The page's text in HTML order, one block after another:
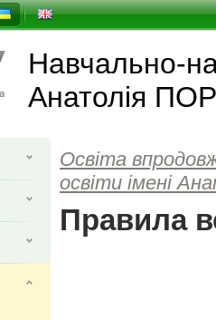
Навчально-
Анатолія
Освіта
освіти імені
Правила